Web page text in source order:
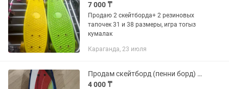
7 000 ₸
Продаю 2 скейтборда+ 2 резиновых
тапочек 31 и 38 размеры, игра тогыз
кумалак
Караганда, 23 июля
Продам скейтборд (пенни борд) б/у
4 000 ₸